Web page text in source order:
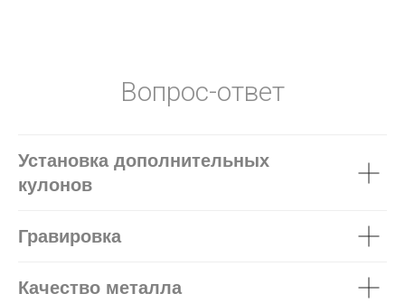
Вопрос-ответ
Установка дополнительных
кулонов
Гравировка
Качество металла